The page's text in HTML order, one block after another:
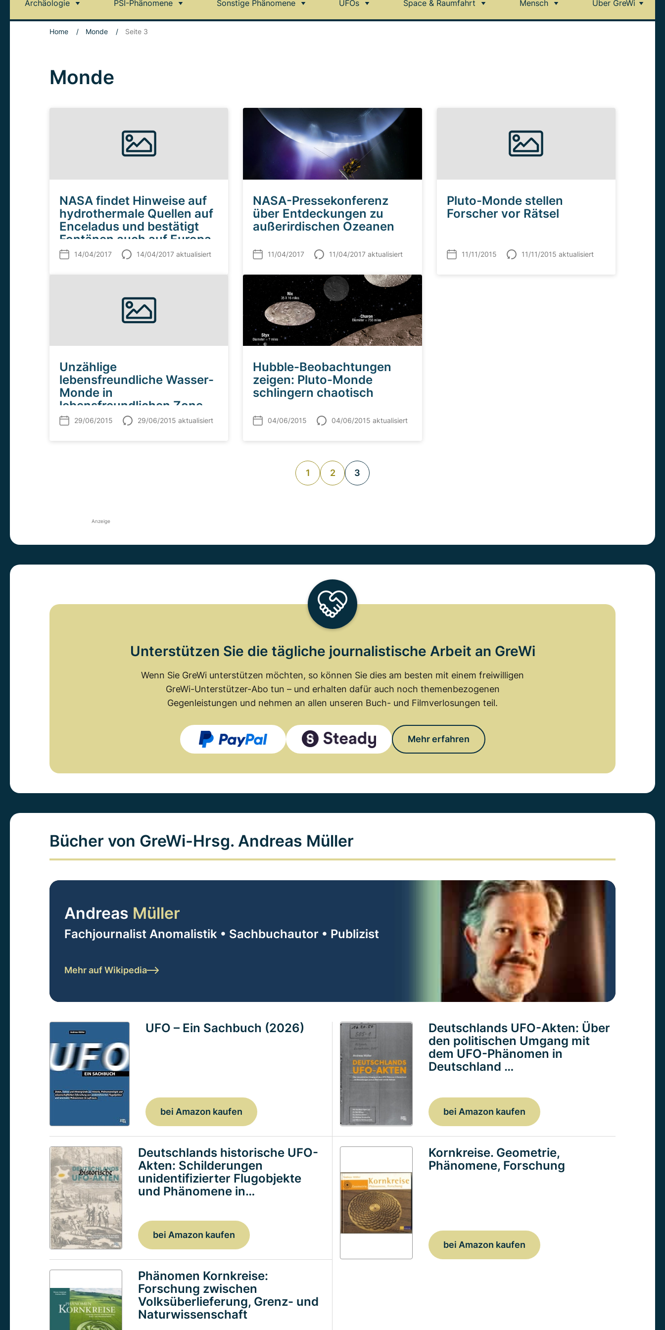
Archäologie PSI-Phänomene Sonstige Phänomene UFOs Space & Raumfahrt Mensch Über GreWi
Home / Monde / Seite 3
Monde
NASA findet Hinweise auf
hydrothermale Quellen auf
Enceladus und bestätigt
Fontänen auch auf Europa
14/04/2017 14/04/2017 aktualisiert
NASA-Pressekonferenz
über Entdeckungen zu
außerirdischen Ozeanen
11/04/2017 11/04/2017 aktualisiert
Pluto-Monde stellen
Forscher vor Rätsel
11/11/2015 11/11/2015 aktualisiert
Unzählige
lebensfreundliche Wasser-
Monde in
lebensfreundlichen Zone
um ferne Sterne möglich
29/06/2015 29/06/2015 aktualisiert
Hubble-Beobachtungen
zeigen: Pluto-Monde
schlingern chaotisch
04/06/2015 04/06/2015 aktualisiert
1 2 3
Anzeige
Unterstützen Sie die tägliche journalistische Arbeit an GreWi
Wenn Sie GreWi unterstützen möchten, so können Sie dies am besten mit einem freiwilligen
GreWi-Unterstützer-Abo tun – und erhalten dafür auch noch themenbezogenen
Gegenleistungen und nehmen an allen unseren Buch- und Filmverlosungen teil.
Mehr erfahren
Bücher von GreWi-Hrsg. Andreas Müller
Andreas Müller
Fachjournalist Anomalistik • Sachbuchautor • Publizist
Mehr auf Wikipedia
UFO – Ein Sachbuch (2026)
bei Amazon kaufen
Deutschlands UFO-Akten: Über
den politischen Umgang mit
dem UFO-Phänomen in
Deutschland …
bei Amazon kaufen
Deutschlands historische UFO-
Akten: Schilderungen
unidentifizierter Flugobjekte
und Phänomene in…
bei Amazon kaufen
Kornkreise. Geometrie,
Phänomene, Forschung
bei Amazon kaufen
Phänomen Kornkreise:
Forschung zwischen
Volksüberlieferung, Grenz- und
Naturwissenschaft